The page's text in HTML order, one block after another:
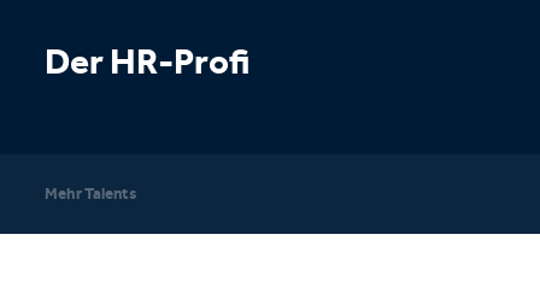
Der HR-Profi
Mehr Talents